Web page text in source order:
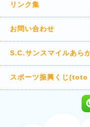
リンク集
お問い合わせ
S.C.サンスマイルあら
スポーツ振興くじ(toto